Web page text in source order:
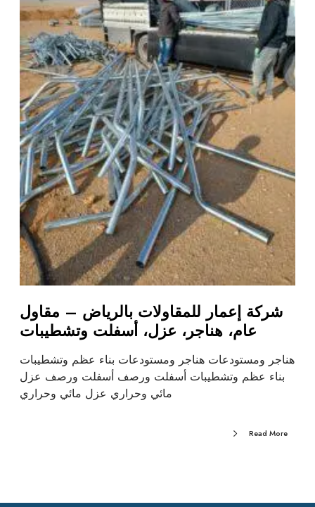
شركة إعمار للمقاولات بالرياض – مقاول
عام، هناجر، عزل، أسفلت وتشطيبات
هناجر ومستودعات هناجر ومستودعات بناء عظم وتشطيبات
بناء عظم وتشطيبات أسفلت ورصف أسفلت ورصف عزل
مائي وحراري عزل مائي وحراري
Read More